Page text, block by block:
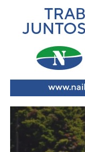
Reproductor
de
vídeo